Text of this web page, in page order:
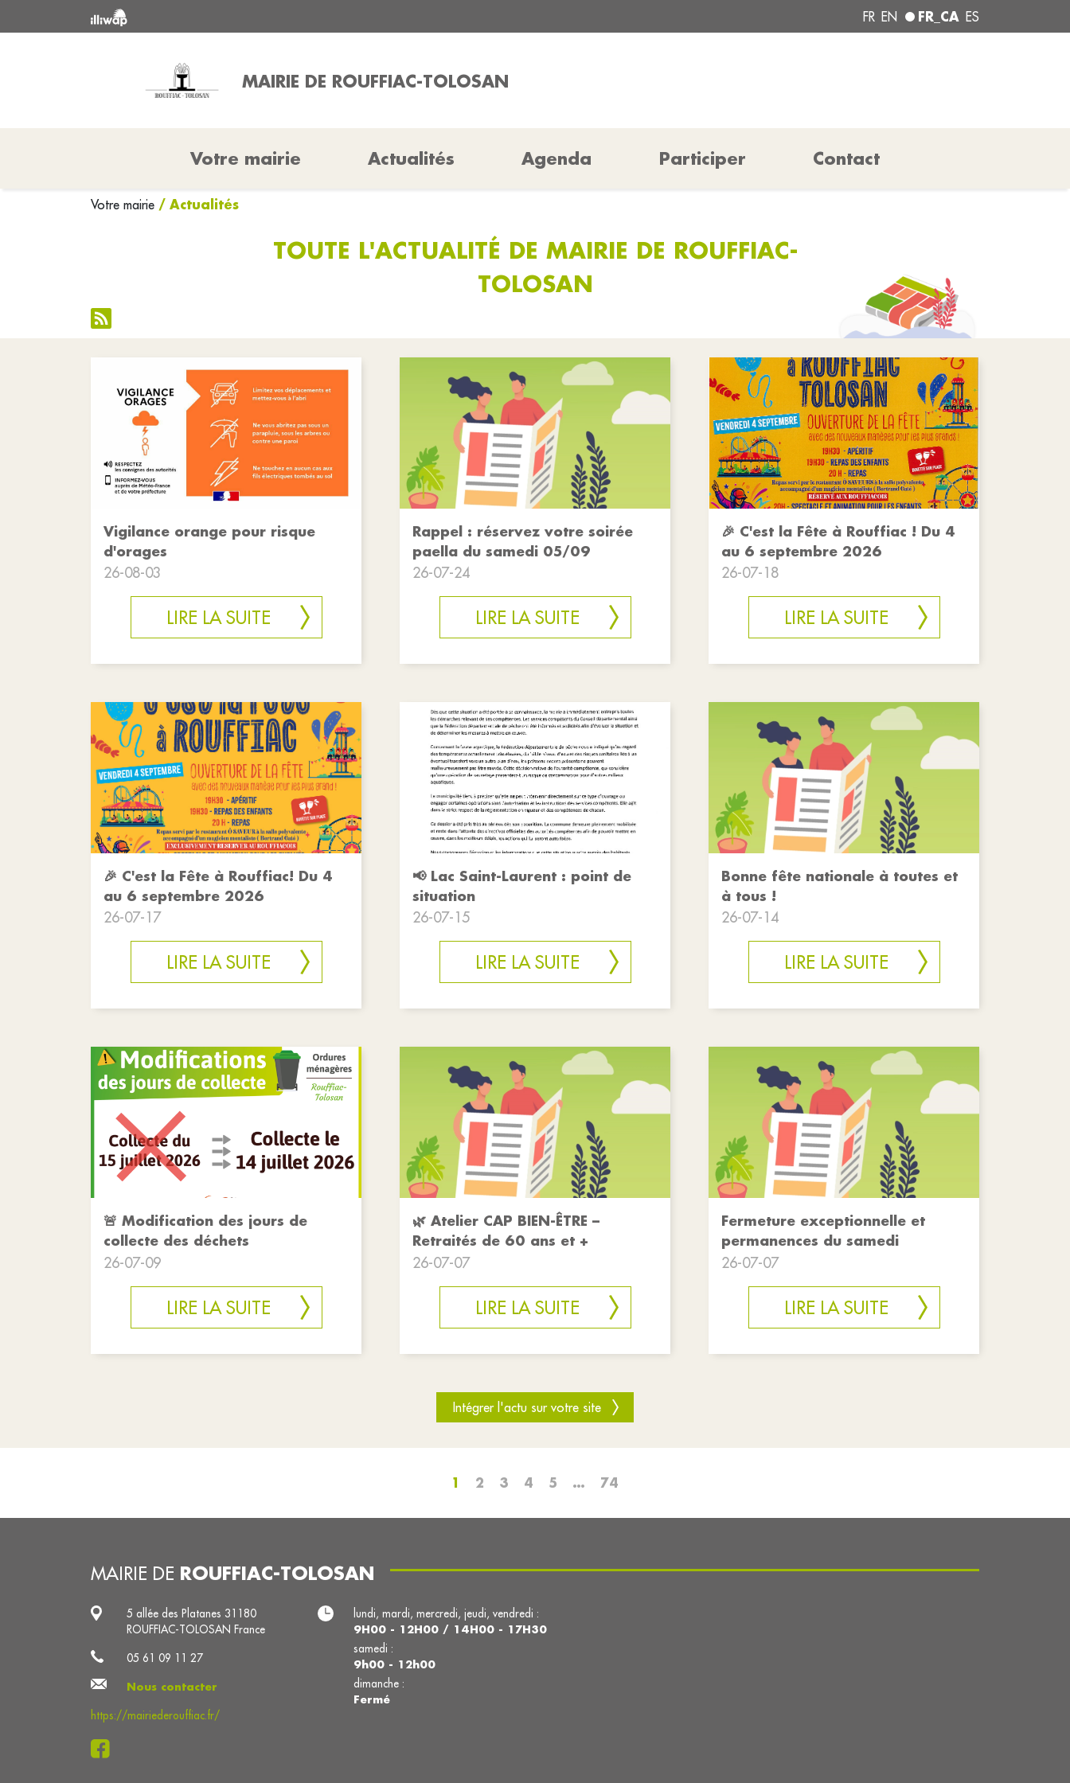
FR EN FR_CA ES
MAIRIE DE ROUFFIAC-TOLOSAN
Votre mairie Actualités Agenda Participer Contact
Votre mairie / Actualités
TOUTE L'ACTUALITÉ DE MAIRIE DE ROUFFIAC-
TOLOSAN
Vigilance orange pour risque
d'orages
26-08-03
LIRE LA SUITE
Rappel : réservez votre soirée
paella du samedi 05/09
26-07-24
LIRE LA SUITE
🎉 C'est la Fête à Rouffiac ! Du 4
au 6 septembre 2026
26-07-18
LIRE LA SUITE
🎉 C'est la Fête à Rouffiac! Du 4
au 6 septembre 2026
26-07-17
LIRE LA SUITE
📢 Lac Saint-Laurent : point de
situation
26-07-15
LIRE LA SUITE
Bonne fête nationale à toutes et
à tous !
26-07-14
LIRE LA SUITE
🚨 Modification des jours de
collecte des déchets
26-07-09
LIRE LA SUITE
🌿 Atelier CAP BIEN-ÊTRE –
Retraités de 60 ans et +
26-07-07
LIRE LA SUITE
Fermeture exceptionnelle et
permanences du samedi
26-07-07
LIRE LA SUITE
Intégrer l'actu sur votre site
1 2 3 4 5 … 74
MAIRIE DE ROUFFIAC-TOLOSAN
5 allée des Platanes 31180
ROUFFIAC-TOLOSAN France
05 61 09 11 27
Nous contacter
https://mairiederouffiac.fr/
lundi, mardi, mercredi, jeudi, vendredi :
9H00 - 12H00 / 14H00 - 17H30
samedi :
9h00 - 12h00
dimanche :
Fermé